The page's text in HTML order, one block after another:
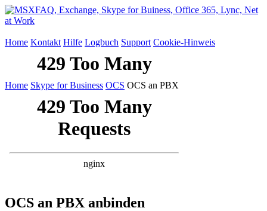
Home Kontakt Hilfe Logbuch Support Cookie-Hinweis
Home Skype for Business OCS OCS an PBX
OCS an PBX anbinden